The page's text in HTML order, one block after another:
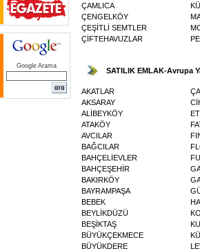
Google Arama
ÇAMLICA
ÇENGELKÖY
ÇEŞİTLİ SEMTLER
ÇİFTEHAVUZLAR
SATILIK EMLAK-Avrupa
AKATLAR
AKSARAY
ALİBEYKÖY
ATAKÖY
AVCILAR
BAĞCILAR
BAHÇELİEVLER
BAHÇEŞEHİR
BAKIRKÖY
BAYRAMPAŞA
BEBEK
BEYLİKDÜZÜ
BEŞİKTAŞ
BÜYÜKÇEKMECE
BÜYÜKDERE